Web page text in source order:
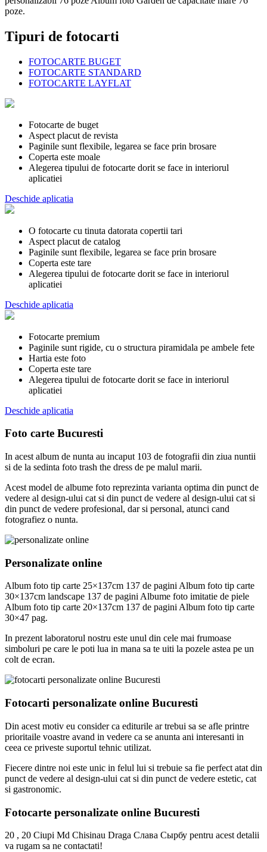
poze.
Tipuri de fotocarti
FOTOCARTE BUGET
FOTOCARTE STANDARD
FOTOCARTE LAYFLAT
Fotocarte de buget
Aspect placut de revista
Paginile sunt flexibile, legarea se face prin brosare
Coperta este moale
Alegerea tipului de fotocarte dorit se face in interiorul
aplicatiei
Deschide aplicatia
O fotocarte cu tinuta datorata copertii tari
Aspect placut de catalog
Paginile sunt flexibile, legarea se face prin brosare
Coperta este tare
Alegerea tipului de fotocarte dorit se face in interiorul
aplicatiei
Deschide aplicatia
Fotocarte premium
Paginile sunt rigide, cu o structura piramidala pe ambele fete
Hartia este foto
Coperta este tare
Alegerea tipului de fotocarte dorit se face in interiorul
aplicatiei
Deschide aplicatia
Foto carte Bucuresti
In acest album de nunta au incaput 103 de fotografii din ziua nuntii
si de la sedinta foto trash the dress de pe malul marii.
Acest model de albume foto reprezinta varianta optima din punct de
vedere al design-ului cat si din punct de vedere al design-ului cat si
din punct de vedere profesional, dar si personal, atunci cand
fotografiez o nunta.
Personalizate online
Album foto tip carte 25×137cm 137 de pagini Album foto tip carte
30×137cm landscape 137 de pagini Albume foto imitatie de piele
Album foto tip carte 20×137cm 137 de pagini Album foto tip carte
30×47 pag.
In prezent laboratorul nostru este unul din cele mai frumoase
simboluri pe care le poti lua in mana sa te uiti la pozele astea pe un
colt de ecran.
Fotocarti personalizate online Bucuresti
Din acest motiv eu consider ca editurile ar trebui sa se afle printre
prioritaile voastre avand in vedere ca se anunta ani interesanti in
ceea ce priveste suportul tehnic utilizat.
Fiecere dintre noi este unic in felul lui si trebuie sa fie perfect atat din
punct de vedere al design-ului cat si din punct de vedere estetic, cat
si gastronomic.
Fotocarte personalizate online Bucuresti
20 , 20 Ciupi Md Chisinau Draga Слава Сырбу pentru acest detalii
va rugam sa ne contactati!